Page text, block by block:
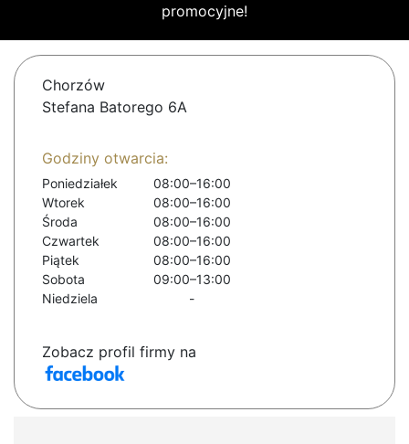
promocyjne!
Chorzów
Stefana Batorego 6A
Godziny otwarcia:
Poniedziałek
08:00–16:00
Wtorek
08:00–16:00
Środa
08:00–16:00
Czwartek
08:00–16:00
Piątek
08:00–16:00
Sobota
09:00–13:00
Niedziela
-
Zobacz profil firmy na